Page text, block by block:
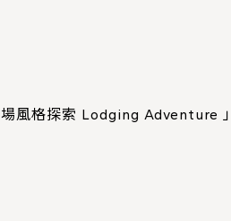
風格探索 Lodging Adventure 」